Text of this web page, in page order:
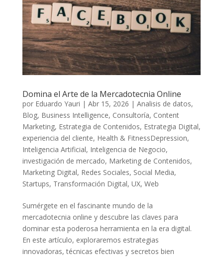
Domina el Arte de la Mercadotecnia Online
por Eduardo Yauri | Abr 15, 2026 | Analisis de datos,
Blog, Business Intelligence, Consultoría, Content
Marketing, Estrategia de Contenidos, Estrategia Digital,
experiencia del cliente, Health & FitnessDepression,
Inteligencia Artificial, Inteligencia de Negocio,
investigación de mercado, Marketing de Contenidos,
Marketing Digital, Redes Sociales, Social Media,
Startups, Transformación Digital, UX, Web
Sumérgete en el fascinante​ mundo de la ​
mercadotecnia online y ​descubre las claves para
dominar esta poderosa herramienta‌ en la era digital.
En este artículo, exploraremos estrategias
innovadoras, técnicas efectivas y secretos bien